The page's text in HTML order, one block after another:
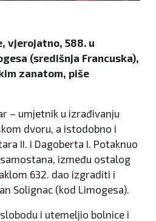
vjerojatno, 588. u
(središnja Francuska),
zanatom, piše
– umjetnik u izrađivanju
dvoru, a istodobno i
II. i Dagoberta I. Potaknuo
između ostalog
632. dao izgraditi i
Solignac (kod Limogesa).
i utemeljio bolnice i